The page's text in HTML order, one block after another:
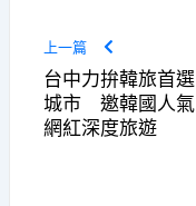
上一篇
台中力拚韓旅首選
城市 邀韓國人氣
網紅深度旅遊